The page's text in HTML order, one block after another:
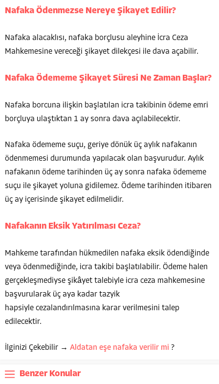
Nafaka Ödenmezse Nereye Şikayet Edilir?
Nafaka alacaklısı, nafaka borçlusu aleyhine İcra Ceza
Mahkemesine vereceği şikayet dilekçesi ile dava açabilir.
Nafaka Ödememe Şikayet Süresi Ne Zaman Başlar?
Nafaka borcuna ilişkin başlatılan icra takibinin ödeme emri
borçluya ulaştıktan 1 ay sonra dava açılabilecektir.
Nafaka ödememe suçu, geriye dönük üç aylık nafakanın
ödenmemesi durumunda yapılacak olan başvurudur. Aylık
nafakanın ödeme tarihinden üç ay sonra nafaka ödememe
suçu ile şikayet yoluna gidilemez. Ödeme tarihinden itibaren
üç ay içerisinde şikayet edilmelidir.
Nafakanın Eksik Yatırılması Ceza?
Mahkeme tarafından hükmedilen nafaka eksik ödendiğinde
veya ödenmediğinde, icra takibi başlatılabilir. Ödeme halen
gerçekleşmediyse şikâyet talebiyle icra ceza mahkemesine
başvurularak üç aya kadar tazyik
hapsiyle cezalandırılmasına karar verilmesini talep
edilecektir.
İlginizi Çekebilir → Aldatan eşe nafaka verilir mi ?
Benzer Konular